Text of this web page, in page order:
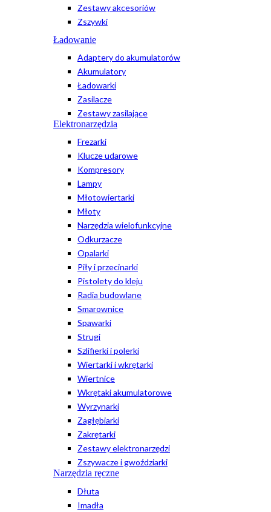
Zestawy akcesoriów
Zszywki
Ładowanie
Adaptery do akumulatorów
Akumulatory
Ładowarki
Zasilacze
Zestawy zasilające
Elektronarzędzia
Frezarki
Klucze udarowe
Kompresory
Lampy
Młotowiertarki
Młoty
Narzędzia wielofunkcyjne
Odkurzacze
Opalarki
Piły i przecinarki
Pistolety do kleju
Radia budowlane
Smarownice
Spawarki
Strugi
Szlifierki i polerki
Wiertarki i wkrętarki
Wiertnice
Wkrętaki akumulatorowe
Wyrzynarki
Zagłębiarki
Zakrętarki
Zestawy elektronarzędzi
Zszywacze i gwoździarki
Narzędzia ręczne
Dłuta
Imadła